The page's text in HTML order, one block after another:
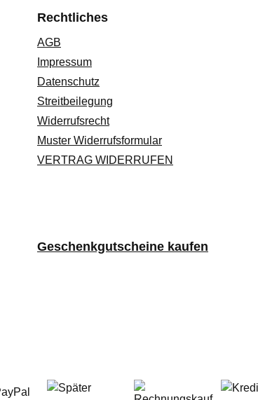
Rechtliches
AGB
Impressum
Datenschutz
Streitbeilegung
Widerrufsrecht
Muster Widerrufsformular
VERTRAG WIDERRUFEN
Geschenkgutscheine kaufen